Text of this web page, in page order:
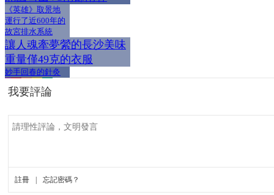
《英雄》取景地
運行了近600年的
故宮排水系統
讓人魂牽夢縈的長沙美味
重量僅49克的衣服
妙手回春的針灸